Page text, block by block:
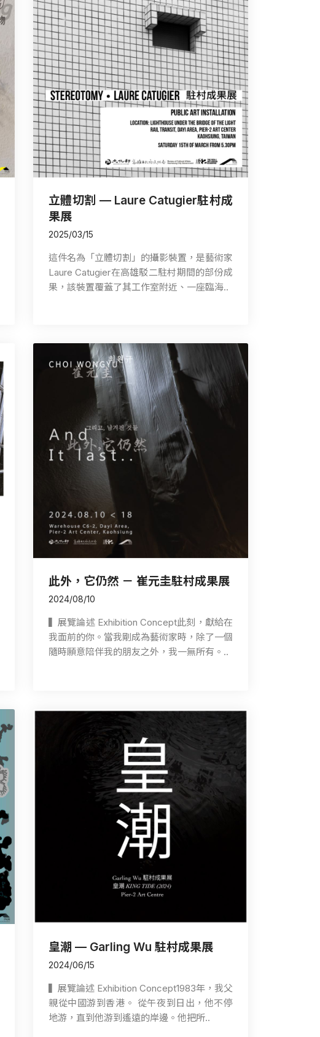
立體切割 — Laure Catugier駐村成
果展
2025/03/15
這件名為「立體切割」的攝影裝置，是藝術家
Laure Catugier在高雄駁二駐村期間的部份成
果，該裝置覆蓋了其工作室附近、一座臨海..
此外，它仍然 － 崔元圭駐村成果展
2024/08/10
▍展覽論述 Exhibition Concept此刻，獻給在
我面前的你。當我剛成為藝術家時，除了一個
隨時願意陪伴我的朋友之外，我一無所有。..
皇潮 — Garling Wu 駐村成果展
2024/06/15
▍展覽論述 Exhibition Concept1983年，我父
親從中國游到香港。 從午夜到日出，他不停
地游，直到他游到遙遠的岸邊。他把所..